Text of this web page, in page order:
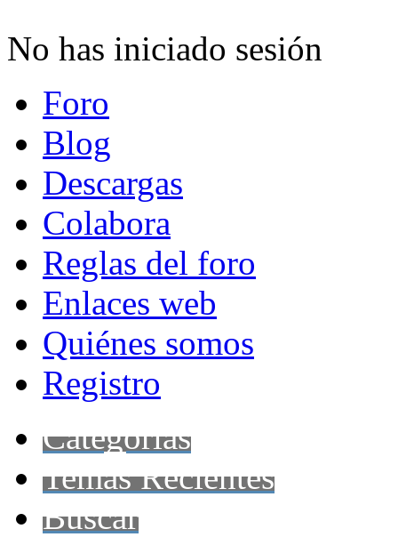
No has iniciado sesión
Foro
Blog
Descargas
Colabora
Reglas del foro
Enlaces web
Quiénes somos
Registro
Categorías
Temas Recientes
Buscar